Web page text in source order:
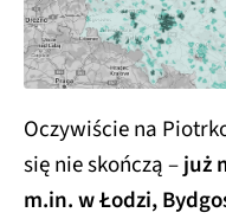
Oczywiście na
się nie skończą –już
m.in. w Łodzi,